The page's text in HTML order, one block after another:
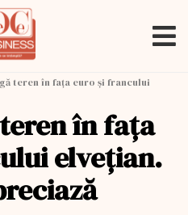
teren în fața euro și francului
în fața
elvețian.